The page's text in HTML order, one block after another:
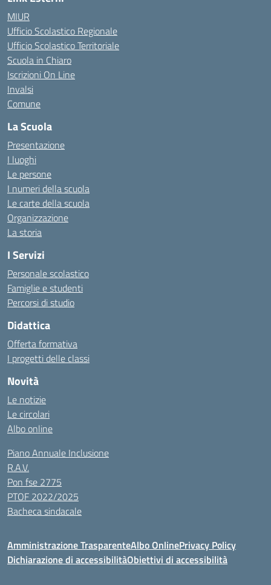
MIUR
Ufficio Scolastico Regionale
Ufficio Scolastico Territoriale
Scuola in Chiaro
Iscrizioni On Line
Invalsi
Comune
La Scuola
Presentazione
I luoghi
Le persone
I numeri della scuola
Le carte della scuola
Organizzazione
La storia
I Servizi
Personale scolastico
Famiglie e studenti
Percorsi di studio
Didattica
Offerta formativa
I progetti delle classi
Novità
Le notizie
Le circolari
Albo online
Piano Annuale Inclusione
R.A.V.
Pon fse 2775
PTOF 2022/2025
Bacheca sindacale
Amministrazione TrasparenteAlbo OnlinePrivacy Policy
Dichiarazione di accessibilitàObiettivi di accessibilità